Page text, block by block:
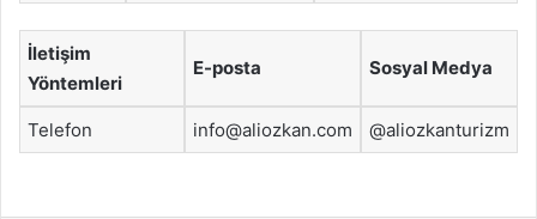
İletişim
Yöntemleri
E-posta Sosyal Medya
Telefon info@aliozkan.com @aliozkanturizm